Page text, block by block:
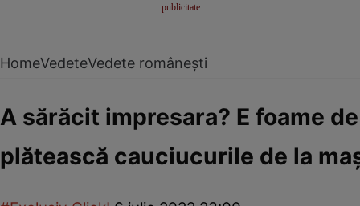
HomeVedeteVedete românești
A sărăcit impresara? E foame
plătească cauciucurile de la